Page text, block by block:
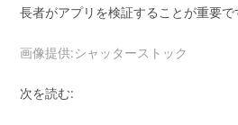
長者がアプリを検証することが重要で
画像提供:シャッターストック
次を読む: